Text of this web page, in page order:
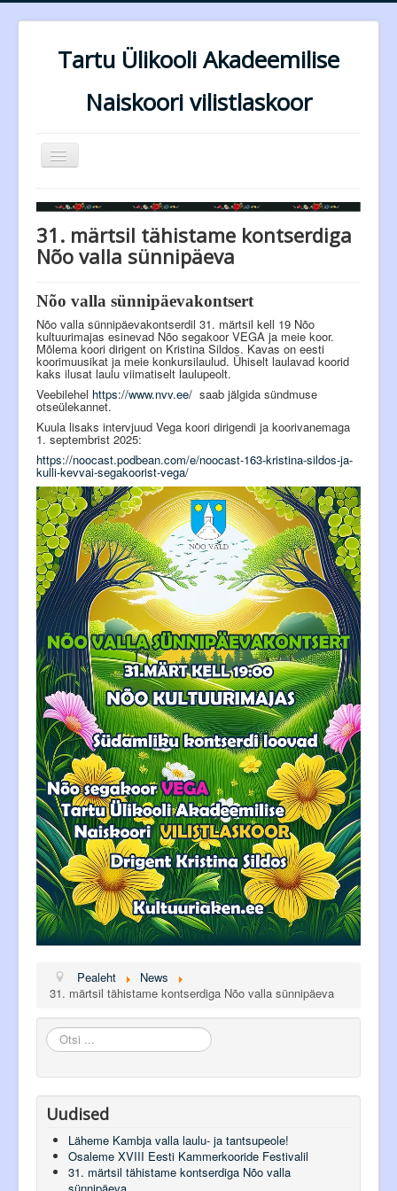
Tartu Ülikooli Akadeemilise
Naiskoori vilistlaskoor
Näita/Peida
menüüd
Esileht
Dirigendid
Lauljad
Esinemised
Tagasiside
Kontakt
Siseinfo
31. märtsil tähistame kontserdiga
Nõo valla sünnipäeva
Nõo valla sünnipäevakontsert
Nõo valla sünnipäevakontserdil 31. märtsil kell 19 Nõo
kultuurimajas esinevad Nõo segakoor VEGA ja meie koor.
Mõlema koori dirigent on Kristina Sildos. Kavas on eesti
koorimuusikat ja meie konkursilaulud. Ühiselt laulavad koorid
kaks ilusat laulu viimatiselt laulupeolt.
Veebilehel https://www.nvv.ee/ saab jälgida sündmuse
otseülekannet.
Kuula lisaks intervjuud Vega koori dirigendi ja koorivanemaga
1. septembrist 2025:
https://noocast.podbean.com/e/noocast-163-kristina-sildos-ja-
kulli-kevvai-segakoorist-vega/
Pealeht
News
31. märtsil tähistame kontserdiga Nõo valla sünnipäeva
Otsi
...
Uudised
Läheme Kambja valla laulu- ja tantsupeole!
Osaleme XVIII Eesti Kammerkooride Festivalil
31. märtsil tähistame kontserdiga Nõo valla
sünnipäeva